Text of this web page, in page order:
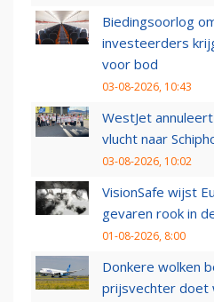
Biedingsoorlog
investeerders
voor bod
03-08-2026, 10:43
WestJet
vlucht naar
03-08-2026, 10:02
VisionSafe wijst
gevaren rook in
01-08-2026, 8:00
Donkere wolken
prijsvechter doet